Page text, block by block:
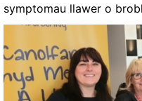
symptomau llawer o